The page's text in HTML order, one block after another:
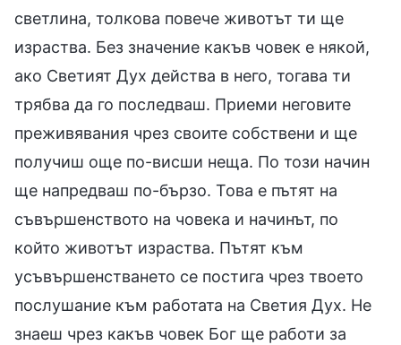
светлина, толкова повече животът ти ще
израства. Без значение какъв човек е някой,
ако Светият Дух действа в него, тогава ти
трябва да го последваш. Приеми неговите
преживявания чрез своите собствени и ще
получиш още по-висши неща. По този начин
ще напредваш по-бързо. Това е пътят на
съвършенството на човека и начинът, по
който животът израства. Пътят към
усъвършенстването се постига чрез твоето
послушание към работата на Светия Дух. Не
знаеш чрез какъв човек Бог ще работи за